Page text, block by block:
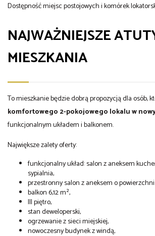
Dostępność miejsc postojowych i komórek
NAJWAŻNIEJSZE
MIESZKANIA
To mieszkanie będzie dobrą propozycją dla osób,
komfortowego 2-pokojowego lokalu w
funkcjonalnym układem i balkonem.
Największe zalety oferty:
funkcjonalny układ: salon z aneksem
sypialnia,
przestronny salon z aneksem o powierzchni
balkon 6,12 m²,
III piętro,
stan deweloperski,
ogrzewanie z sieci miejskiej,
nowoczesny budynek z windą,